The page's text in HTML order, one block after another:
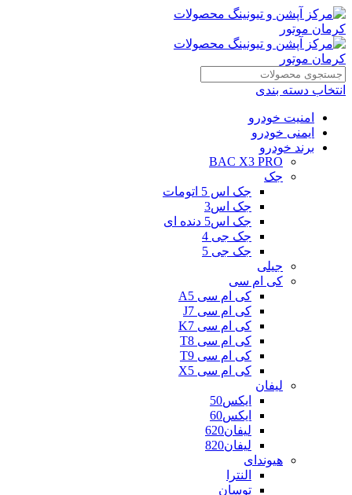
انتخاب دسته بندی
امنیت خودرو
ایمنی خودرو
برند خودرو
BAC X3 PRO
جک
جک اس 5 اتومات
جک اس3
جک اس5 دنده ای
جک جی 4
جک جی 5
جیلی
کی ام سی
کی ام سی A5
کی ام سی J7
کی ام سی K7
کی ام سی T8
کی ام سی T9
کی ام سی X5
لیفان
ایکس50
ایکس60
لیفان620
لیفان820
هیوندای
النترا
توسان